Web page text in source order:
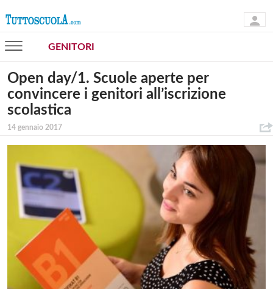
GENITORI
Open day/1. Scuole aperte per
convincere i genitori all’iscrizione
scolastica
14 gennaio 2017